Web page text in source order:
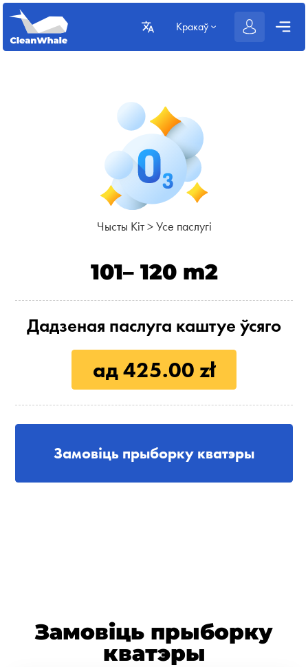
Кракаў
Чысты Кіт >Усе паслугі
101– 120 m2
Дадзеная паслуга каштуе ўсяго
ад 425.00 zł
Замовіць прыборку кватэры
Замовіць прыборку
кватэры